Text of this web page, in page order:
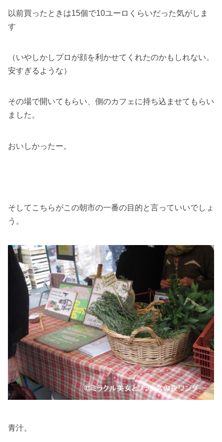
以前買ったときは15個で10ユーロくらいだった気がしま
す
（いやしかしプロが顔を利かせてくれたのかもしれない。
安すぎるような）
その場で開いてもらい、側のカフェに持ち込ませてもらい
ました。
おいしかったー。
そしてこちらがこの朝市の一番の目的と言っていいでしょ
う。
青汁。